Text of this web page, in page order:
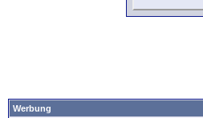
Werbung